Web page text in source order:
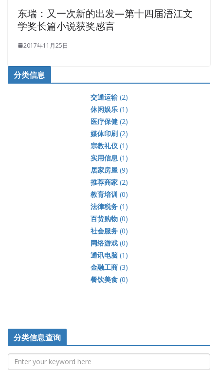
东瑞：又一次新的出发—第十四届浯江文
学奖长篇小说获奖感言
2017年11月25日
分类信息
交通运输(2)
休闲娱乐(1)
医疗保健(2)
媒体印刷(2)
宗教礼仪(1)
实用信息 (1)
居家房屋(9)
推荐商家(2)
教育培训 (0)
法律税务(1)
百货购物(0)
社会服务(0)
网络游戏(0)
通讯电脑(1)
金融工商(3)
餐饮美食(0)
分类信息查询